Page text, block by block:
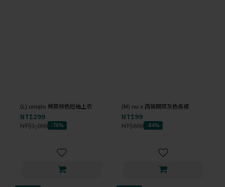
(L) uniqlo 棉質棕色短袖上衣
NT$299
NT$1,000 -70%
(M) nu v 西裝開衩灰色長裙
NT$99
NT$600 -84%